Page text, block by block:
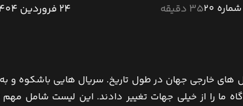
35 دقیقه 24 فروردین 1404
های خارجی جهان در طول تاریخ. سریال هایی باشکوه و
ما را از خیلی جهات تغییر دادند. این لیست شامل مهم